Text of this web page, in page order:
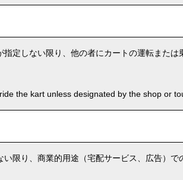
定しない限り、他の者にカートの運転または
the kart unless designated by the shop or
限り、商業的用途（宅配サービス、広告）で